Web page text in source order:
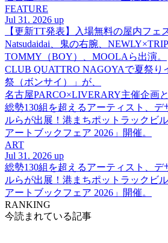
FEATURE
Jul 31. 2026 up
【更新TT発表】入場無料の屋内フェ
Natsudaidai、鬼の右腕、
TOMMY（BOY）、MOOLAら出演。
CLUB QUATTRO NAGOYAで夏祭り
祭（ボンサイ）」が、
名古屋PARCO×LIVERARY主催企画と
総勢130組を超えるアーティスト、
ルらが出展！港まちポットラックビ
アートブックフェア 2026」開催。
ART
Jul 31. 2026 up
総勢130組を超えるアーティスト、
ルらが出展！港まちポットラックビ
アートブックフェア 2026」開催。
RANKING
今読まれている記事